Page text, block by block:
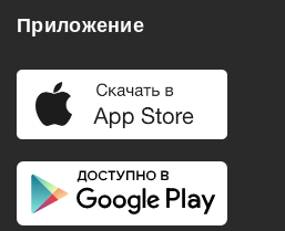
Удобства
Балкон
Телевизор
Приложение